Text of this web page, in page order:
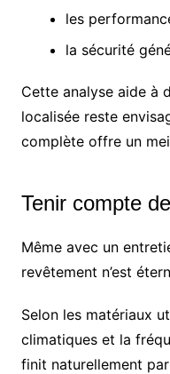
les
la sécurité
Cette analyse aide à
localisée reste
complète offre un
Tenir compte
Même avec un
revêtement n’est
Selon les matériaux
climatiques et la
finit naturellement